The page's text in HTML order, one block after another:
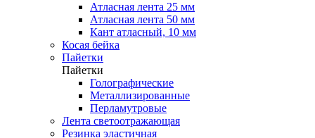
Атласная лента 25 мм
Атласная лента 50 мм
Кант атласный, 10 мм
Косая бейка
Пайетки
Пайетки
Голографические
Металлизированные
Перламутровые
Лента светоотражающая
Резинка эластичная